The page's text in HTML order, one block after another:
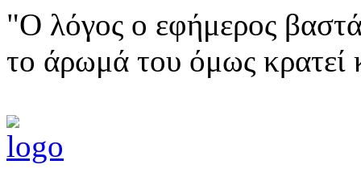
"Ο λόγος ο εφήμερος
το άρωμά του όμως κρατεί